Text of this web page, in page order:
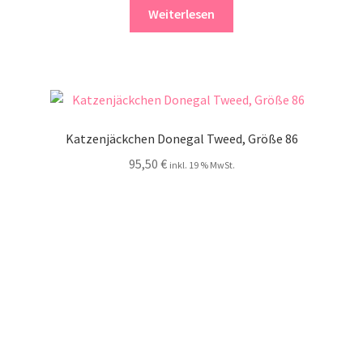
Weiterlesen
Katzenjäckchen Donegal Tweed, Größe 86
95,50 € inkl. 19 % MwSt.